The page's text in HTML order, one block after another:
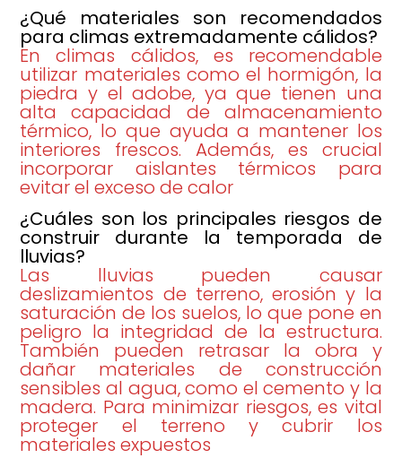
¿Qué materiales son recomendados
para climas extremadamente cálidos?
En climas cálidos, es recomendable
utilizar materiales como el hormigón, la
piedra y el adobe, ya que tienen una
alta capacidad de almacenamiento
térmico, lo que ayuda a mantener los
interiores frescos. Además, es crucial
incorporar aislantes térmicos para
evitar el exceso de calor
¿Cuáles son los principales riesgos de
construir durante la temporada de
lluvias?
Las lluvias pueden causar
deslizamientos de terreno, erosión y la
saturación de los suelos, lo que pone en
peligro la integridad de la estructura.
También pueden retrasar la obra y
dañar materiales de construcción
sensibles al agua, como el cemento y la
madera. Para minimizar riesgos, es vital
proteger el terreno y cubrir los
materiales expuestos